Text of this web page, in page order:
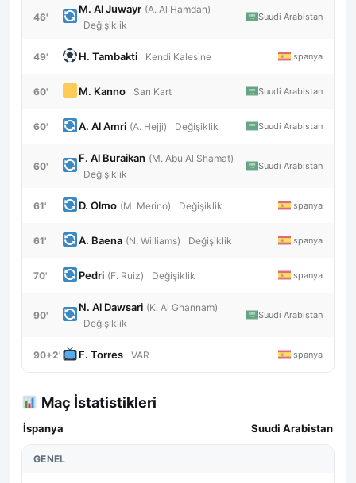
46'
M. Al Juwayr (A. Al Hamdan)
Değişiklik
Suudi Arabistan
49' H. Tambakti Kendi Kalesine İspanya
60' M. Kanno Sarı Kart Suudi Arabistan
60' A. Al Amri (A. Hejji) Değişiklik Suudi Arabistan
60'
F. Al Buraikan (M. Abu Al Shamat)
Değişiklik
Suudi Arabistan
61' D. Olmo (M. Merino) Değişiklik İspanya
61' A. Baena (N. Williams) Değişiklik İspanya
70' Pedri (F. Ruiz) Değişiklik İspanya
90'
N. Al Dawsari (K. Al Ghannam)
Değişiklik
Suudi Arabistan
90+2' F. Torres VAR İspanya
Maç İstatistikleri
İspanya Suudi Arabistan
GENEL